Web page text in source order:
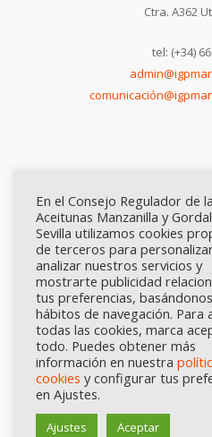
Ctra. A362
tel: (+34)
Calidad certificada por
En el Consejo Regulador de
Aceitunas Manzanilla y
Sevilla utilizamos cookies
de terceros para
analizar nuestros servicios y
mostrarte publicidad
tus preferencias,
hábitos de navegación. Para
todas las cookies, marca
todo. Puedes obtener más
información en nuestra
cookies y configurar tus
en Ajustes.
Ajustes Aceptar